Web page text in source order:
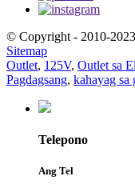
© Copyright - 2010-
Sitemap
Outlet, 125V, Outlet sa
Pagdagsang, kahayag sa
Telepono
Ang Tel